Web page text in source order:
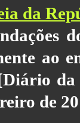
da
ao
da
de